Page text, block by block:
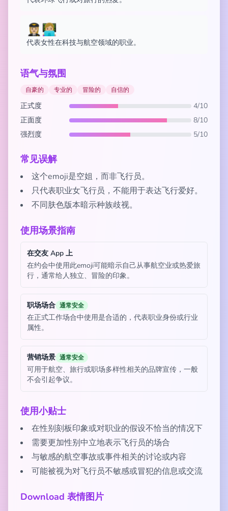
👩🏼‍✈️👩🏼‍💻
代表女性在科技与航空领域的职业。
语气与氛围
自豪的 专业的 冒险的 自信的
正式度
4/10
正面度
8/10
强烈度
5/10
常见误解
这个emoji是空姐，而非飞行员。
只代表职业女飞行员，不能用于表达飞行爱好。
不同肤色版本暗示种族歧视。
使用场景指南
在交友 App 上
在约会中使用此emoji可能暗示自己从事航空业或热爱旅
行，通常给人独立、冒险的印象。
职场场合 通常安全
在正式工作场合中使用是合适的，代表职业身份或行业
属性。
营销场景 通常安全
可用于航空、旅行或职场多样性相关的品牌宣传，一般
不会引起争议。
使用小贴士
在性别刻板印象或对职业的假设不恰当的情况下
需要更加性别中立地表示飞行员的场合
与敏感的航空事故或事件相关的讨论或内容
可能被视为对飞行员不敏感或冒犯的信息或交流
Download 表情图片